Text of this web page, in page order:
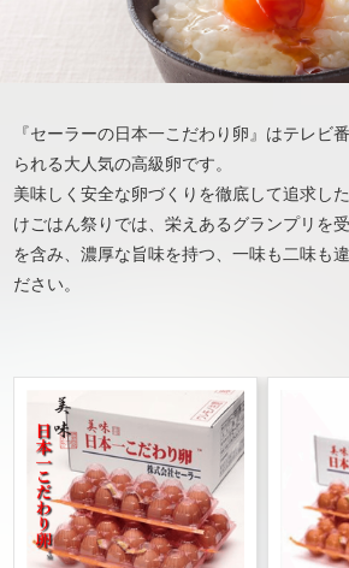
『セーラーの日本一こだわり卵』はテレビ
られる大人気の高級卵です。
美味しく安全な卵づくりを徹底して追求し
けごはん祭りでは、栄えあるグランプリを
を含み、濃厚な旨味を持つ、一味も二味も
ださい。